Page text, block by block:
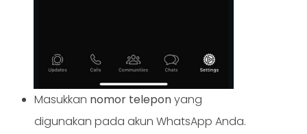
Masukkan nomor teleponyang
digunakan pada akun WhatsApp Anda.